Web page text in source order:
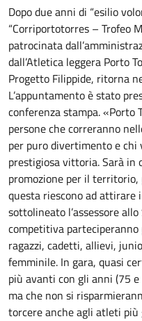
Dopo due anni di “esilio
“Corriportotorres – Trofeo
patrocinata
dall’Atletica leggera Porto
Progetto Filippide, ritorna
L’appuntamento è stato
conferenza stampa. «Porto
persone che correranno
per puro divertimento e chi
prestigiosa vittoria. Sarà in
promozione per il
questa riescono ad
sottolineato l’assessore
competitiva
ragazzi, cadetti, allievi,
femminile. In gara, quasi
più avanti con gli anni (75
ma che non si
torcere anche agli atleti più